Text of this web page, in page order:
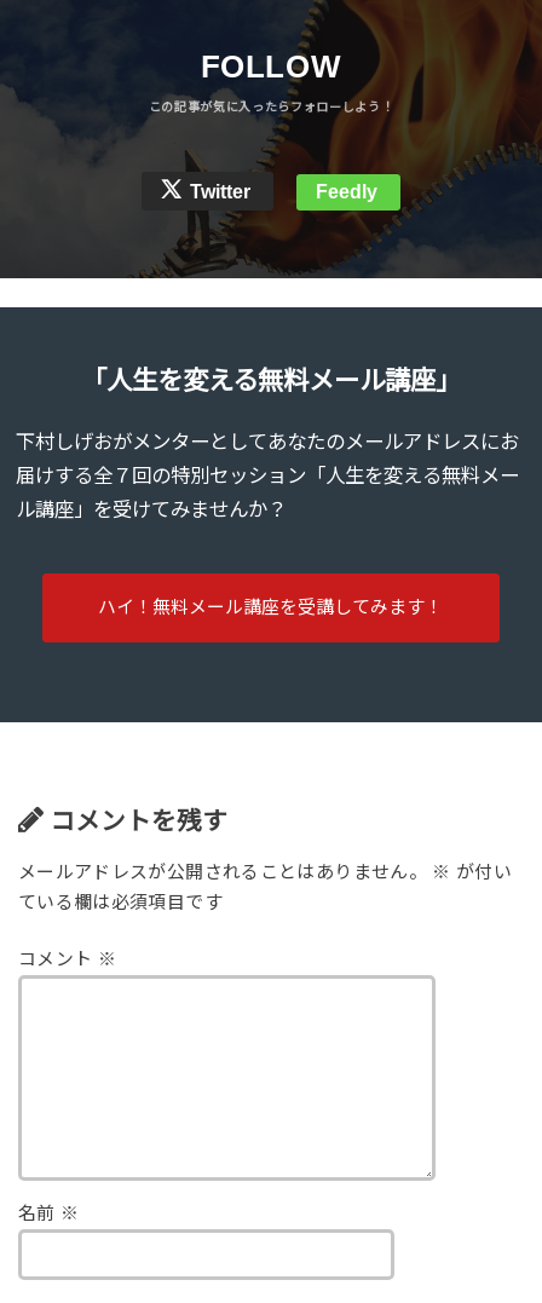
FOLLOW
Twitter Feedly
「人生を変える無料メール講座」
下村しげおがメンターとしてあなたのメールアドレスにお
届けする全７回の特別セッション「人生を変える無料メー
ル講座」を受けてみませんか？
ハイ！無料メール講座を受講してみます！
コメントを残す
メールアドレスが公開されることはありません。 ※ が付い
ている欄は必須項目です
コメント ※
名前 ※